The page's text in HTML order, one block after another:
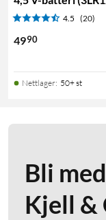
4.5 (20)
4990
Nettlager: 50+ st
Bli
Kjell &